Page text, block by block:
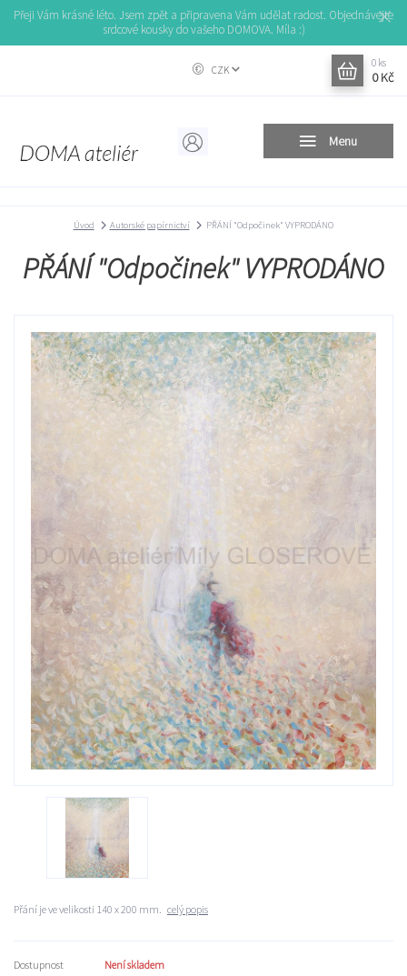
Přeji Vám krásné léto. Jsem zpět a připravena Vám udělat radost. Objednávejte
srdcové kousky do vašeho DOMOVA. Míla :)
Menu
CZK
0 ks
0 Kč
Úvod Autorské papírnictví PŘÁNÍ "Odpočinek" VYPRODÁNO
PŘÁNÍ "Odpočinek" VYPRODÁNO
Přání je ve velikosti 140 x 200 mm. celý popis
Dostupnost Není skladem